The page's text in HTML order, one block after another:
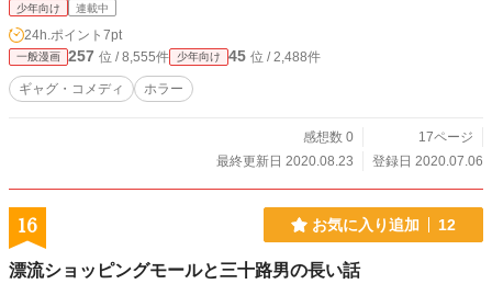
少年向け 連載中
24h.ポイント 7pt
一般漫画 257 位 / 8,555件 少年向け 45 位 / 2,488件
ギャグ・コメディ ホラー
感想数 0
17ページ
最終更新日 2020.08.23
登録日 2020.07.06
16 お気に入り追加 12
漂流ショッピングモールと三十路男の長い話